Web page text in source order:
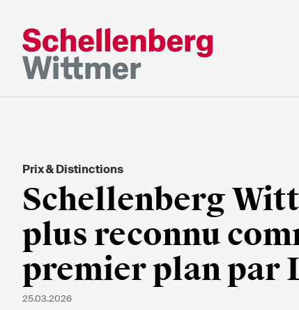
Prix & Distinctions
Schellenberg
plus reconnu
premier plan par
25.03.2026
Restez à
Mme
Prénom* Nom